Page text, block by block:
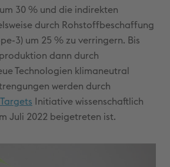
30 % und die indirekten
durch Rohstoffbeschaffung
3) um 25 % zu verringern. Bis
dann durch
Technologien klimaneutral
werden durch
Initiative wissenschaftlich
Juli 2022 beigetreten ist.